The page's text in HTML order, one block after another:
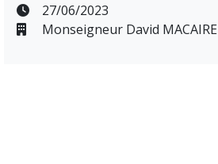
27/06/2023
Monseigneur David MACAIRE